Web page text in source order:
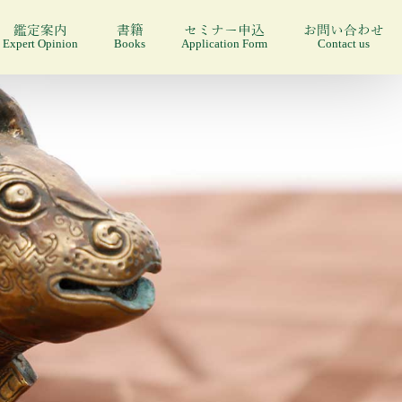
鑑定案内
Expert Opinion
書籍
Books
セミナー申込
Application Form
お問い合わせ
Contact us